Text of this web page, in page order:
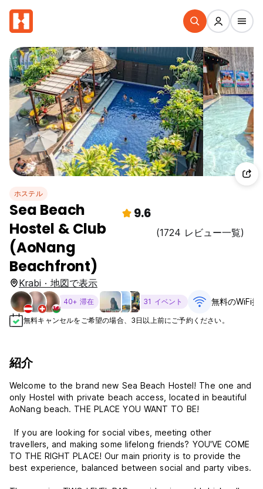
ホステル
Sea Beach
Hostel & Club
(AoNang
Beachfront)
9.6
(1724 レビュー一覧)
Krabi · 地図で表示
40+ 滞在 31 イベント 無料のWiFi接
無料キャンセルをご希望の場合、3日以上前にご予約ください。
紹介
Welcome to the brand new Sea Beach Hostel! The one and
only Hostel with private beach access, located in beautiful
AoNang beach. THE PLACE YOU WANT TO BE!
If you are looking for social vibes, meeting other
travellers, and making some lifelong friends? YOU'VE COME
TO THE RIGHT PLACE! Our main priority is to provide the
best experience, balanced between social and party vibes.